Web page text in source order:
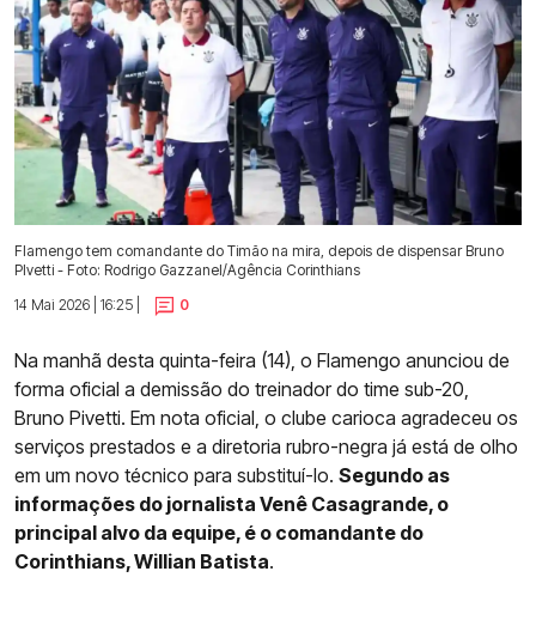
Flamengo tem comandante do Timão na mira, depois de dispensar Bruno
PIvetti - Foto: Rodrigo Gazzanel/Agência Corinthians
14 Mai 2026 | 16:25 |
0
Na manhã desta quinta-feira (14), o Flamengo anunciou de
forma oficial a demissão do treinador do time sub-20,
Bruno Pivetti. Em nota oficial, o clube carioca agradeceu os
serviços prestados e a diretoria rubro-negra já está de olho
em um novo técnico para substituí-lo. Segundo as
informações do jornalista Venê Casagrande, o
principal alvo da equipe, é o comandante do
Corinthians, Willian Batista.